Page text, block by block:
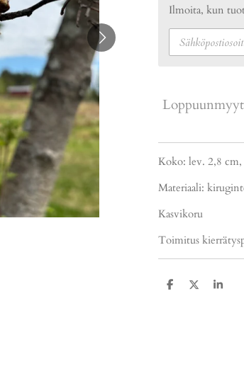
Ilmoita, kun
Koko: lev. 2,8
Materiaali:
Kasvikoru
Toimitus
J
J
J